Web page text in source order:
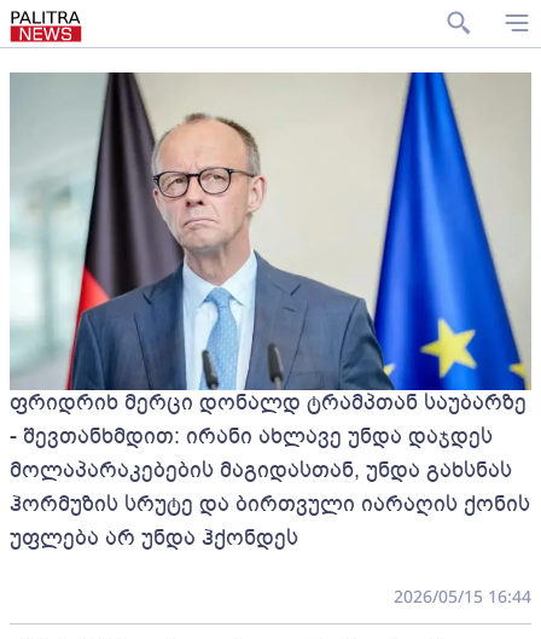
ფრიდრიხ მერცი დონალდ ტრამპთან საუბარზე
- შევთანხმდით: ირანი ახლავე უნდა დაჯდეს
მოლაპარაკებების მაგიდასთან, უნდა გახსნას
ჰორმუზის სრუტე და ბირთვული იარაღის ქონის
უფლება არ უნდა ჰქონდეს
2026/05/15 16:44